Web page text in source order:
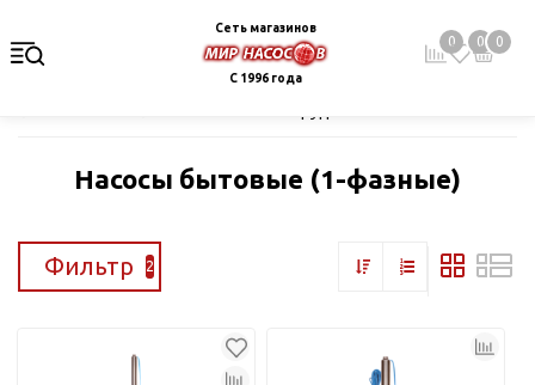
Сеть магазинов
С 1996 года
0 0 0
Насосы бытовые (1-фазные)
Фильтр 2